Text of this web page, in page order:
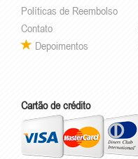
Políticas de Reembolso
Contato
Depoimentos
Cartão de crédito